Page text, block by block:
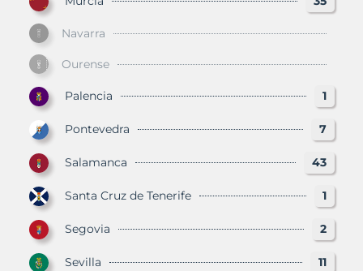
Navarra
Ourense
Palencia 1
Pontevedra 7
Salamanca 43
Santa Cruz de Tenerife 1
Segovia 2
Sevilla 11